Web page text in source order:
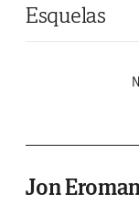
Esquelas
Jon